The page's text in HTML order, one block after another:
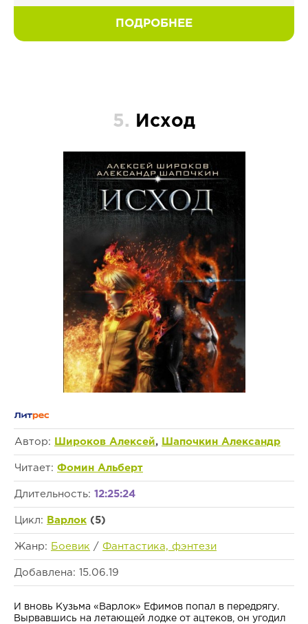
ПОДРОБНЕЕ
5. Исход
Автор: Широков Алексей, Шапочкин Александр
Читает: Фомин Альберт
Длительность: 12:25:24
Цикл: Варлок (5)
Жанр: Боевик / Фантастика, фэнтези
Добавлена: 15.06.19
И вновь Кузьма «Варлок» Ефимов попал в передрягу.
Вырвавшись на летающей лодке от ацтеков, он угодил